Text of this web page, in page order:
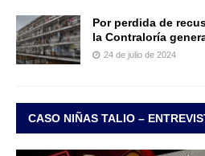
Por perdida de
la Contraloría
24 de julio de 2024
CASO NIÑAS TALIO –